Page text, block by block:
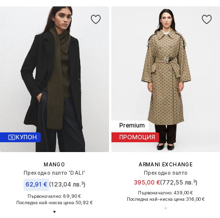
КУПОН
MANGO
Преходно палто 'DALI'
62,91 € (123,04 лв.³)
Първоначално: 89,90 €
Последна най-ниска цена:50,92 €
Premium
ПРОМОЦИЯ
ARMANI EXCHANGE
Преходно палто
395,00 €(772,55 лв.³)
Първоначално: 439,00 €
Последна най-ниска цена:316,00 €